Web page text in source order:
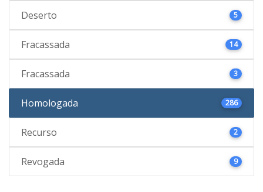
Deserto 5
Fracassada 14
Fracassada 3
Homologada 286
Recurso 2
Revogada 9